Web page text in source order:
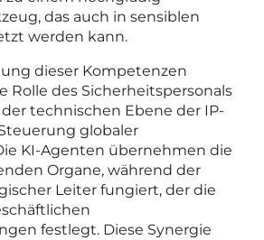
das auch in sensiblen
werden kann.
dieser Kompetenzen
Rolle des Sicherheitspersonals
technischen Ebene der IP-
globaler
KI-Agenten übernehmen die
Organe, während der
Leiter fungiert, der die
festlegt. Diese Synergie